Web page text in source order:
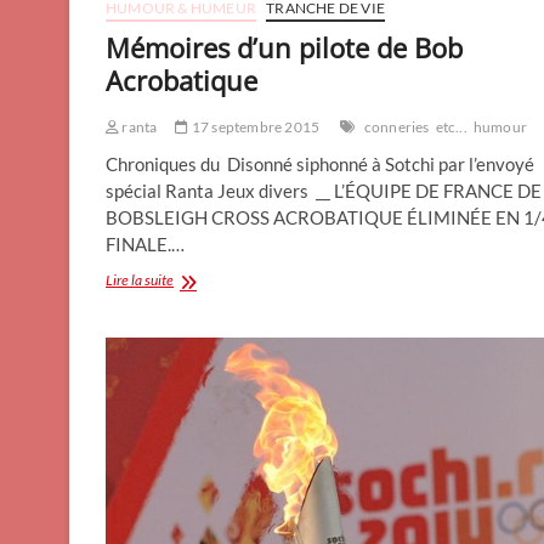
HUMOUR & HUMEUR TRANCHE DE VIE
Mémoires d’un pilote de Bob
Acrobatique
ranta 17 septembre 2015 conneries etc... humour
Chroniques du Disonné siphonné à Sotchi par l’envoyé
spécial Ranta Jeux divers __ L’ÉQUIPE DE FRANCE DE
BOBSLEIGH CROSS ACROBATIQUE ÉLIMINÉE EN
FINALE.…
Lire la suiteMémoires
de
Acrobatique